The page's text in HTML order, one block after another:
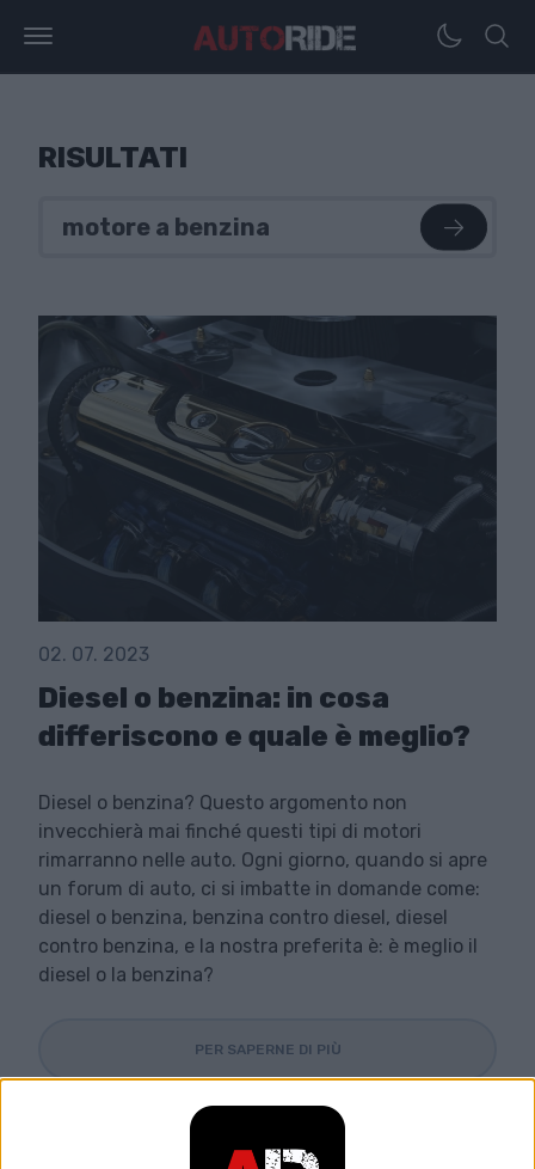
RISULTATI
02. 07. 2023
Diesel o benzina: in cosa
differiscono e quale è meglio?
Diesel o benzina? Questo argomento non
invecchierà mai finché questi tipi di motori
rimarranno nelle auto. Ogni giorno, quando si apre
un forum di auto, ci si imbatte in domande come:
diesel o benzina, benzina contro diesel, diesel
contro benzina, e la nostra preferita è: è meglio il
diesel o la benzina?
PER SAPERNE DI PIÙ